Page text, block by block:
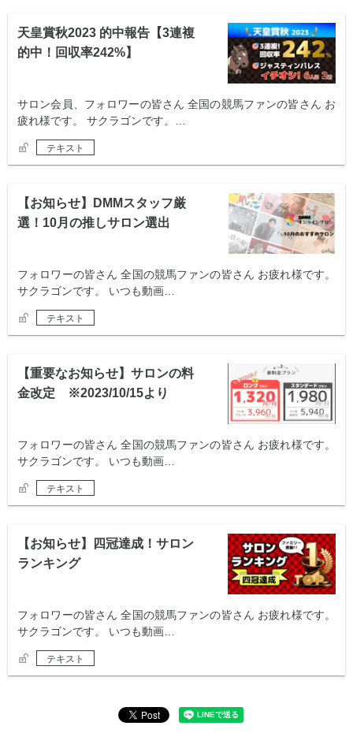
天皇賞秋2023 的中報告【3連複
的中！回収率242%】
サロン会員、フォロワーの皆さん 全国の競馬ファンの皆さん お
疲れ様です。 サクラゴンです。…
テキスト
【お知らせ】DMMスタッフ厳
選！10月の推しサロン選出
フォロワーの皆さん 全国の競馬ファンの皆さん お疲れ様です。
サクラゴンです。 いつも動画…
テキスト
【重要なお知らせ】サロンの料
金改定 ※2023/10/15より
フォロワーの皆さん 全国の競馬ファンの皆さん お疲れ様です。
サクラゴンです。 いつも動画…
テキスト
【お知らせ】四冠達成！サロン
ランキング
フォロワーの皆さん 全国の競馬ファンの皆さん お疲れ様です。
サクラゴンです。 いつも動画…
テキスト